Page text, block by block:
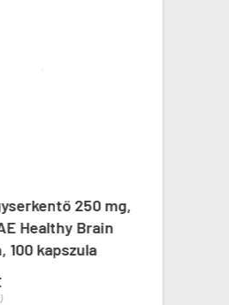
250 mg,
Healthy Brain
kapszula